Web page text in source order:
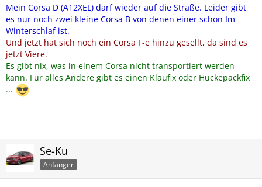
Mein Corsa D (A12XEL) darf wieder auf die Straße. Leider gibt
es nur noch zwei kleine Corsa B von denen einer schon Im
Winterschlaf ist.
Und jetzt hat sich noch ein Corsa F-e hinzu gesellt, da sind es
jetzt Viere.
Es gibt nix, was in einem Corsa nicht transportiert werden
kann. Für alles Andere gibt es einen Klaufix oder Huckepackfix
...
Se-Ku
Anfänger